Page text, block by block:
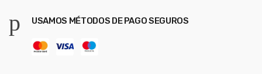
USAMOS MÉTODOS DE PAGO SEGUROS